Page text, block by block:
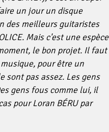
un jour un disque
des meilleurs guitaristes
Mais c'est une espèce
le bon projet. Il faut
pour être un
sont pas assez. Les gens
gens fous comme lui, il
pour Loran BÉRU par